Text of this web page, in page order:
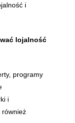
i
lojalność
programy
i
również